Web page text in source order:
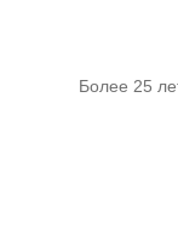
Более 25